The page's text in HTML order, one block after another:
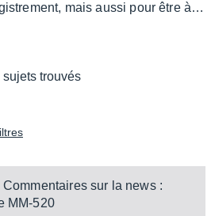
mais aussi pour être à
qui passerait inaperçu sur une
de la prise (trackting), de
mastering. Les casques utilisés
fermés et se doivent
détaillée possible, quitte à ce
sujets trouvés
Commentaires sur la news :
MM-520